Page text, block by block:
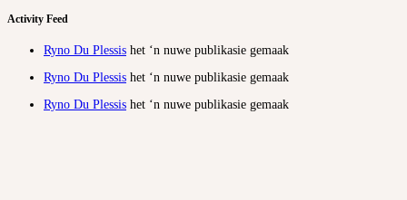
Activity Feed
Ryno Du Plessis het ‘n nuwe publikasie gemaak
Ryno Du Plessis het ‘n nuwe publikasie gemaak
Ryno Du Plessis het ‘n nuwe publikasie gemaak